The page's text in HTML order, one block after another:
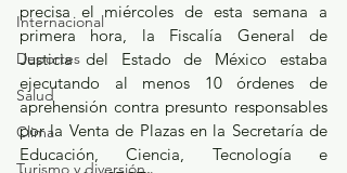
Internacional
Deportes
Salud
Clima
Turismo y diversión
precisa el miércoles de esta semana a
primera hora, la Fiscalía General de
Justicia del Estado de México estaba
ejecutando al menos 10 órdenes de
aprehensión contra presunto responsables
por la Venta de Plazas en la Secretaría de
Educación, Ciencia, Tecnología e